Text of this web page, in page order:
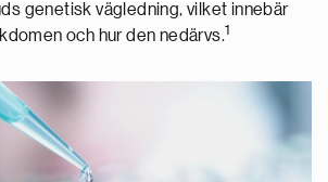
genetisk vägledning, vilket innebär
och hur den nedärvs.1